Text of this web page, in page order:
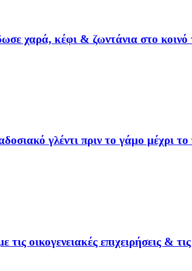
χαρά, κέφι & ζωντάνια στο
γλέντι πριν το γάμο μέχρι
οικογενειακές επιχειρήσεις &